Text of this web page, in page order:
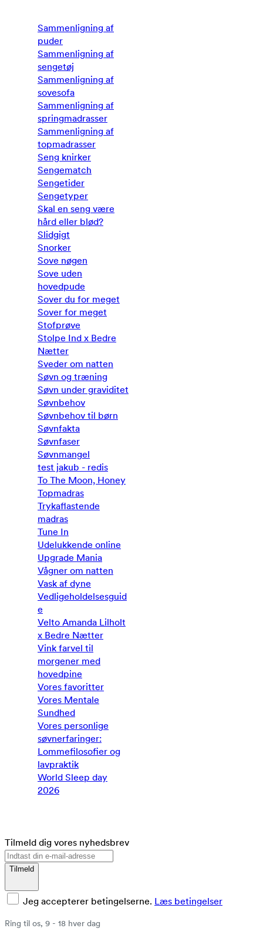
Sammenligning af
puder
Sammenligning af
sengetøj
Sammenligning af
sovesofa
Sammenligning af
springmadrasser
Sammenligning af
topmadrasser
Seng knirker
Sengematch
Sengetider
Sengetyper
Skal en seng være
hård eller blød?
Slidgigt
Snorker
Sove nøgen
Sove uden
hovedpude
Sover du for meget
Sover for meget
Stofprøve
Stolpe Ind x Bedre
Nætter
Sveder om natten
Søvn og træning
Søvn under graviditet
Søvnbehov
Søvnbehov til børn
Søvnfakta
Søvnfaser
Søvnmangel
test jakub - redis
To The Moon, Honey
Topmadras
Trykaflastende
madras
Tune In
Udelukkende online
Upgrade Mania
Vågner om natten
Vask af dyne
Vedligeholdelsesguid
e
Velto Amanda Lilholt
x Bedre Nætter
Vink farvel til
morgener med
hovedpine
Vores favoritter
Vores Mentale
Sundhed
Vores personlige
søvnerfaringer:
Lommefilosofier og
lavpraktik
World Sleep day
2026
Tilmeld dig vores nyhedsbrev
Tilmeld
Jeg accepterer betingelserne. Læs betingelser
Ring til os, 9 - 18 hver dag